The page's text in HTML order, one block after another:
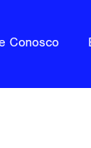
Conosco